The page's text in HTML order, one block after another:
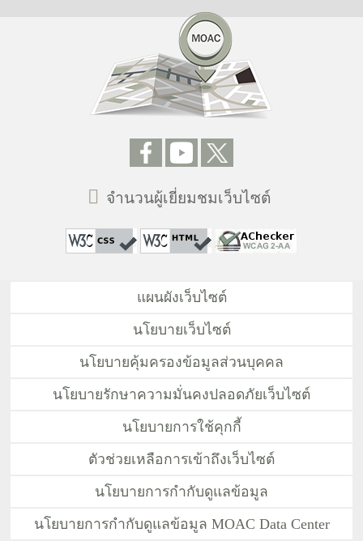
จำนวนผู้เยี่ยมชมเว็บไซต์
แผนผังเว็บไซต์
นโยบายเว็บไซต์
นโยบายคุ้มครองข้อมูลส่วนบุคคล
นโยบายรักษาความมั่นคงปลอดภัยเว็บไซต์
นโยบายการใช้คุกกี้
ตัวช่วยเหลือการเข้าถึงเว็บไซต์
นโยบายการกำกับดูแลข้อมูล
นโยบายการกำกับดูแลข้อมูล MOAC Data Center